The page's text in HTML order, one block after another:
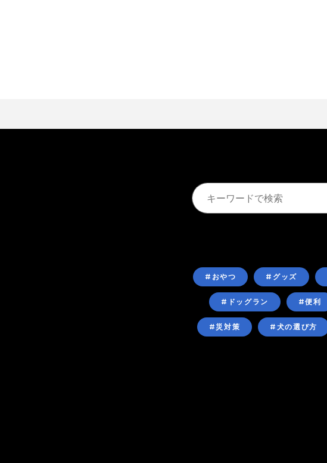
#おやつ #グッズ
#ドッグラン #便利
#災対策 #犬の選び方